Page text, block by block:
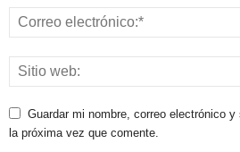
Guardar mi nombre, correo electrónico
la próxima vez que comente.